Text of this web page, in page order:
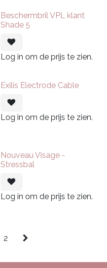
Beschermbril VPL klant
Shade 5
Log in om de prijs te zien.
Exilis Electrode Cable
Log in om de prijs te zien.
Nouveau Visage -
Stressbal
Log in om de prijs te zien.
2